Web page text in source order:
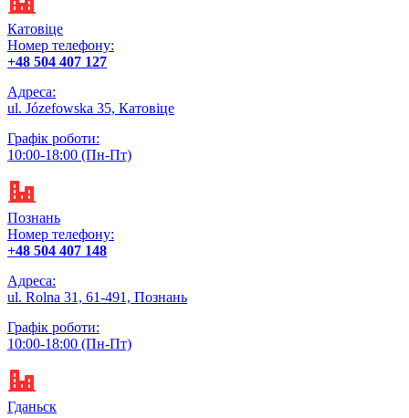
Катовіце
Номер телефону:
+48 504 407 127
Адреса:
ul. Józefowska 35, Катовіце
Графік роботи:
10:00-18:00 (Пн-Пт)
Познань
Номер телефону:
+48 504 407 148
Адреса:
ul. Rolna 31, 61-491, Познань
Графік роботи:
10:00-18:00 (Пн-Пт)
Гданьск